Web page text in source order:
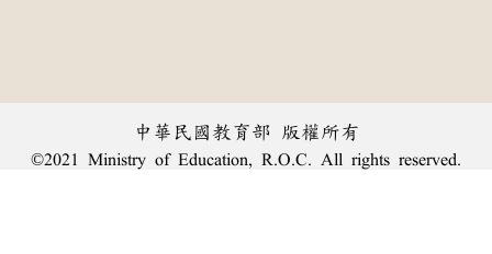
中華民國教育部 版權所有
©2021 Ministry of Education, R.O.C. All rights reserved.